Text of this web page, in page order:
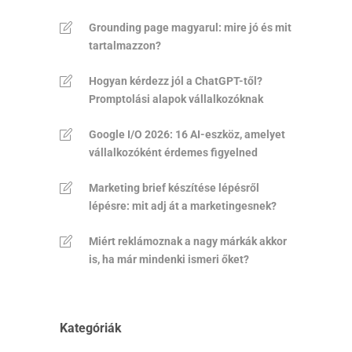
Grounding page magyarul: mire jó és mit
tartalmazzon?
Hogyan kérdezz jól a ChatGPT-től?
Promptolási alapok vállalkozóknak
Google I/O 2026: 16 AI-eszköz, amelyet
vállalkozóként érdemes figyelned
Marketing brief készítése lépésről
lépésre: mit adj át a marketingesnek?
Miért reklámoznak a nagy márkák akkor
is, ha már mindenki ismeri őket?
Kategóriák